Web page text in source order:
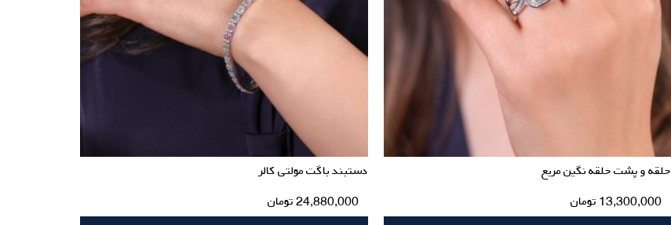
حلقه و پشت حلقه نگین مربع
13,300,000 تومان
دستبند باگت مولتی کالر
24,880,000تومان